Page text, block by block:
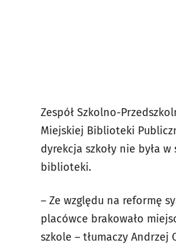
Zespół Szkolno-
Miejskiej Biblioteki
dyrekcja szkoły nie była
biblioteki.
– Ze względu na reformę
placówce brakowało
szkole – tłumaczy